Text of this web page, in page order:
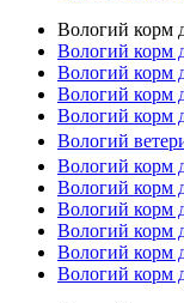
Вологий корм
Вологий корм
Вологий корм
Вологий корм
Вологий корм
Вологий
Вологий корм
Вологий корм
Вологий корм
Вологий корм
Вологий корм
Вологий корм